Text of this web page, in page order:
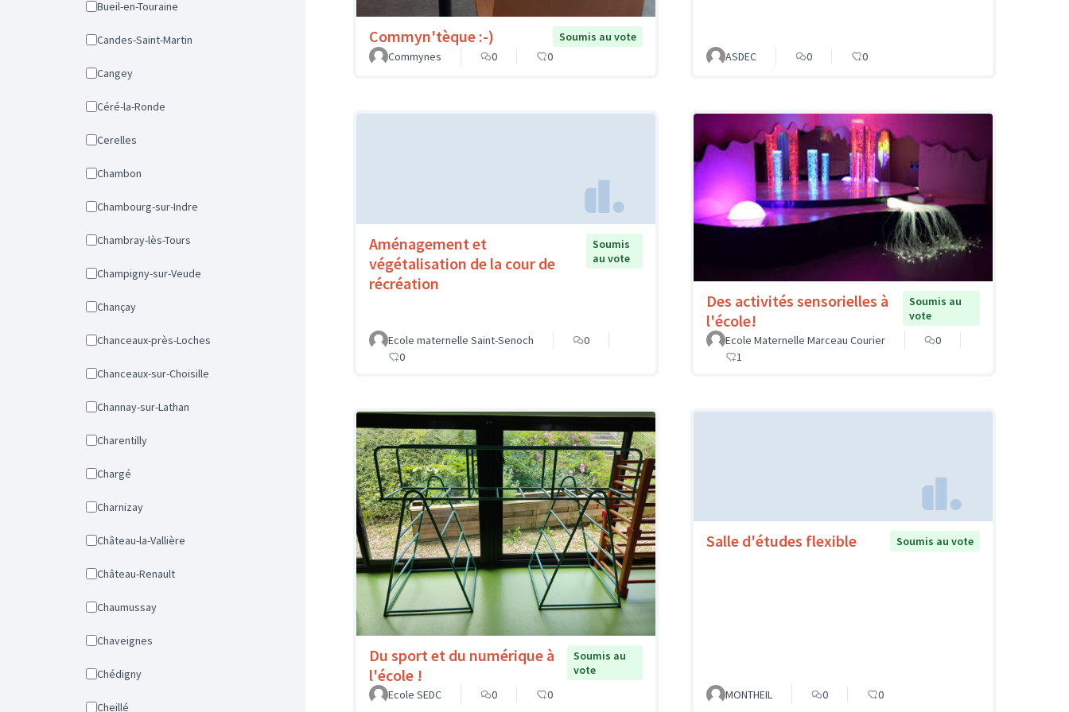
Bueil-en-Touraine
Candes-Saint-Martin
Cangey
Céré-la-Ronde
Cerelles
Chambon
Chambourg-sur-Indre
Chambray-lès-Tours
Champigny-sur-Veude
Chançay
Chanceaux-près-Loches
Chanceaux-sur-Choisille
Channay-sur-Lathan
Charentilly
Chargé
Charnizay
Château-la-Vallière
Château-Renault
Chaumussay
Chaveignes
Chédigny
Cheillé
Commyn'tèque :-)
Soumis au vote
Commynes
0 0 ASDEC 0 0
Aménagement et
végétalisation de la cour de
récréation
Soumis
au vote
Ecole maternelle Saint-Senoch
0
0
Des activités sensorielles à
l'école!
Soumis au
vote
Ecole Maternelle Marceau Courier
0
1
Du sport et du numérique à
l'école !
Soumis au
vote
Ecole SEDC
0 0
Salle d'études flexible Soumis au vote
MONTHEIL 0 0